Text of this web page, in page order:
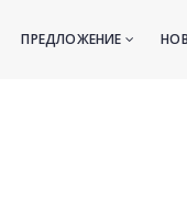
ПРЕДЛОЖЕНИЕ